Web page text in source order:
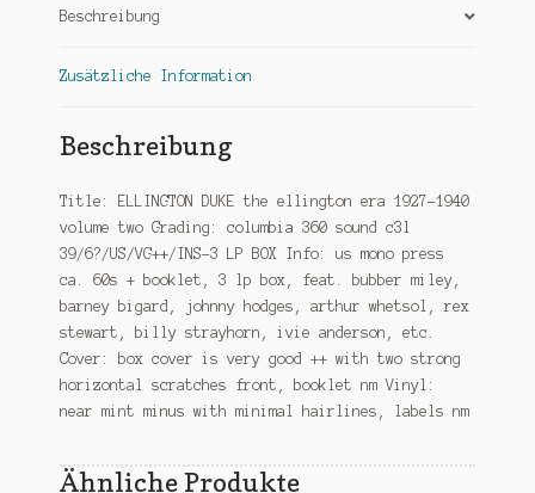
3
box
Beschreibung
Zusätzliche Information
Beschreibung
Title: ELLINGTON DUKE the ellington era 1927-1940
volume two Grading: columbia 360 sound c3l
39/6?/US/VG++/INS-3 LP BOX Info: us mono press
ca. 60s + booklet, 3 lp box, feat. bubber miley,
barney bigard, johnny hodges, arthur whetsol, rex
stewart, billy strayhorn, ivie anderson, etc.
Cover: box cover is very good ++ with two strong
horizontal scratches front, booklet nm Vinyl:
near mint minus with minimal hairlines, labels nm
Ähnliche Produkte